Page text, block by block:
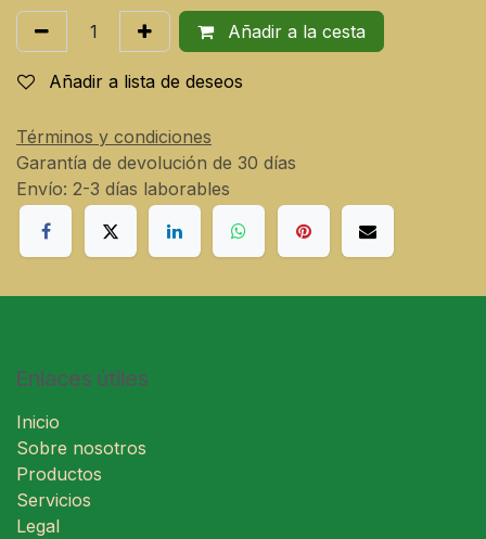
Añadir a la cesta
Añadir a lista de deseos
Términos y condiciones
Garantía de devolución de 30 días
Envío: 2-3 días laborables
Enlaces útiles
Inicio
Sobre nosotros
Productos
Servicios
Legal